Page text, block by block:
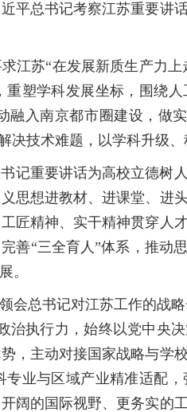
平总书记考察江苏重要讲
江苏“在发展新质生产力
塑学科发展坐标，围绕
入南京都市圈建设，做
技术难题，以学科升级
记重要讲话为高校立德树
思想进教材、进课堂、进
匠精神、实干精神贯穿人
善“三全育人”体系，推动
。
会总书记对江苏工作的战
执行力，始终以党中央
，主动对接国家战略与学
业与区域产业精准适配
阔的国际视野、更务实的